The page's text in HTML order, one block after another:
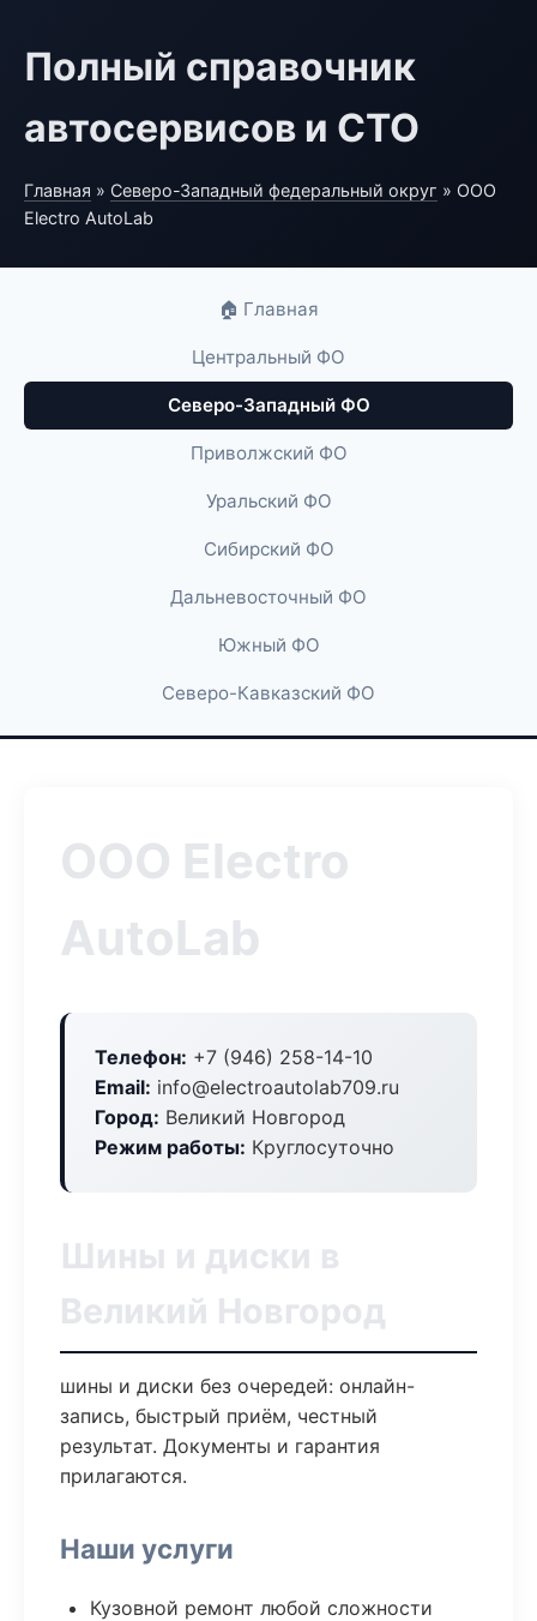
Полный справочник
автосервисов и СТО
Главная » Северо-Западный федеральный округ » ООО
Electro AutoLab
🏠 Главная
Центральный ФО
Северо-Западный ФО
Приволжский ФО
Уральский ФО
Сибирский ФО
Дальневосточный ФО
Южный ФО
Северо-Кавказский ФО
ООО Electro
AutoLab
Телефон: +7 (946) 258-14-10
Email: info@electroautolab709.ru
Город: Великий Новгород
Режим работы: Круглосуточно
Шины и диски в
Великий Новгород
шины и диски без очередей: онлайн-
запись, быстрый приём, честный
результат. Документы и гарантия
прилагаются.
Наши услуги
Кузовной ремонт любой сложности